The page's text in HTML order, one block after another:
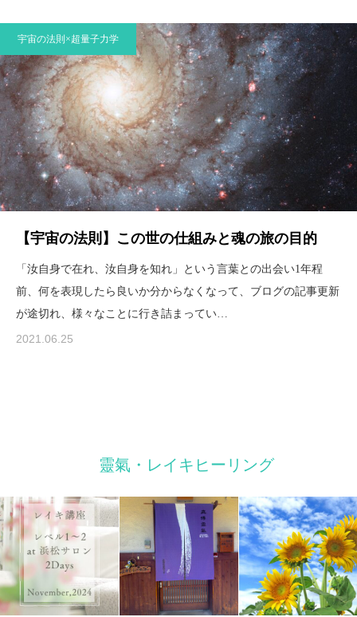
宇宙の法則×超量子力学
【宇宙の法則】この世の仕組みと魂の旅の目的
「汝自身で在れ、汝自身を知れ」という言葉との出会い1年程
前、何を表現したら良いか分からなくなって、ブログの記事更新
が途切れ、様々なことに行き詰まってい…
2021.06.25
靈氣・レイキヒーリング